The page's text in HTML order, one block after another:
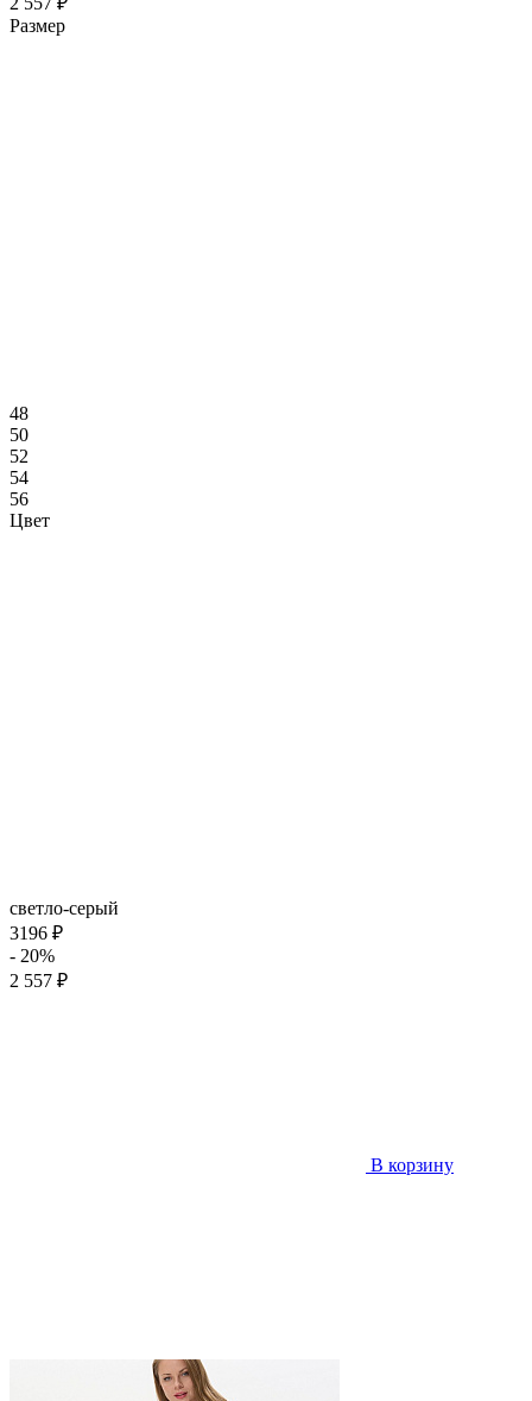
Размер
48
50
52
54
56
Цвет
светло-серый
3196 ₽
- 20%
2 557 ₽
В корзину